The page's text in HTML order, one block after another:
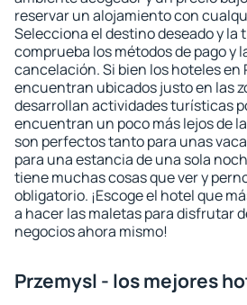
reservar un alojamiento con
Selecciona el destino deseado y la
comprueba los métodos de pago y
cancelación. Si bien los hoteles en
encuentran ubicados justo en las
desarrollan actividades turísticas
encuentran un poco más lejos de
son perfectos tanto para unas
para una estancia de una sola
tiene muchas cosas que ver y
obligatorio. ¡Escoge el hotel que
a hacer las maletas para disfrutar
negocios ahora mismo!
Przemysl - los mejores